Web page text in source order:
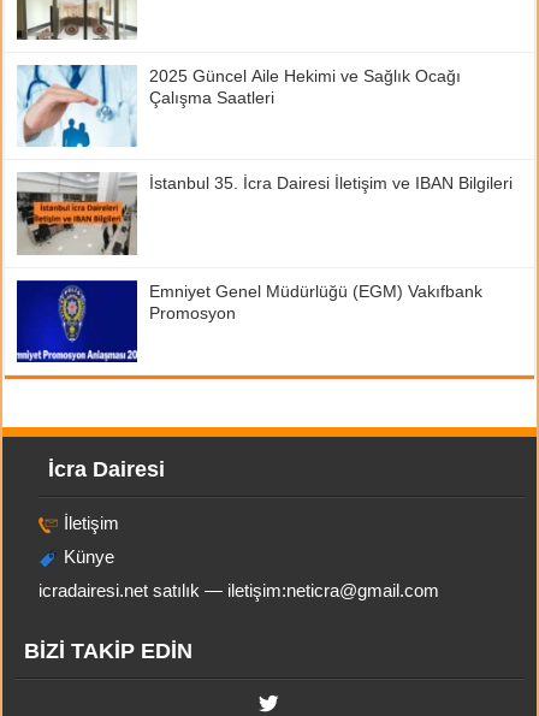
2025 Güncel Aile Hekimi ve Sağlık Ocağı
Çalışma Saatleri
İstanbul 35. İcra Dairesi İletişim ve IBAN Bilgileri
Emniyet Genel Müdürlüğü (EGM) Vakıfbank
Promosyon
İcra Dairesi
İletişim
Künye
icradairesi.net satılık — iletişim:neticra@gmail.com
BİZİ TAKİP EDİN